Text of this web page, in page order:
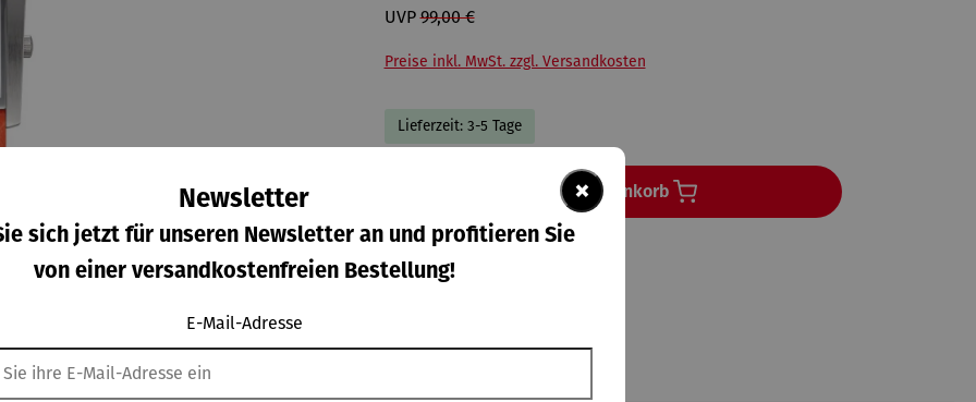
UVP99,00 €
Preise inkl. MwSt. zzgl. Versandkosten
Lieferzeit: 3-5 Tage
In den Warenkorb
×
Newsletter
sich jetzt für unseren Newsletter an und profitieren Sie
von einer versandkostenfreien Bestellung!
E-Mail-Adresse